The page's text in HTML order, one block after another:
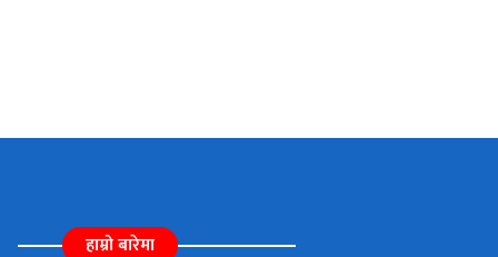
हाम्रो बारेमा